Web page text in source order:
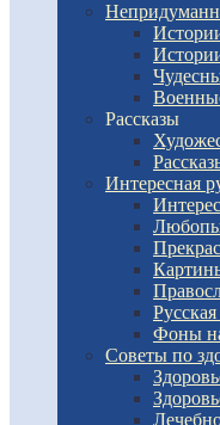
Рассказы
Интересная
Фоны
Советы по